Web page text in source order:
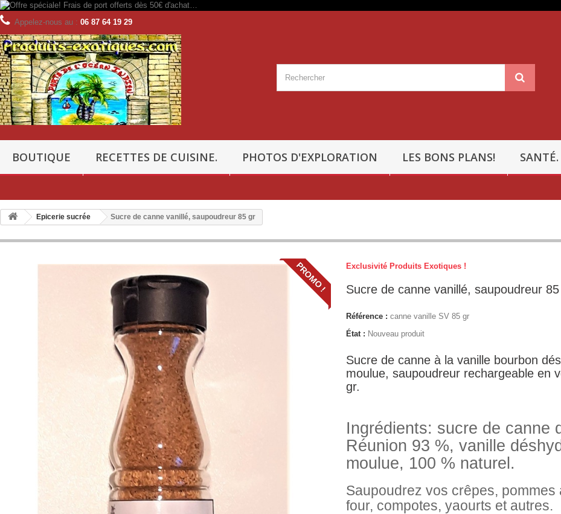
Appelez-nous au : 06 87 64 19 29
BOUTIQUE RECETTES DE CUISINE. PHOTOS D'EXPLORATION LES BONS PLANS!
Epicerie sucrée Sucre de canne vanillé, saupoudreur 85 gr
PROMO ! Exclusivité Produits Exotiques !
Sucre de canne vanillé, saupoudreur
Référence : canne vanille SV 85 gr
État : Nouveau produit
Sucre de canne à la vanille bourbon
moulue, saupoudreur rechargeable en
gr.
Ingrédients: sucre de canne
Réunion 93 %, vanille
moulue, 100 % naturel.
Saupoudrez vos crêpes, pommes
four, compotes, yaourts et autres.